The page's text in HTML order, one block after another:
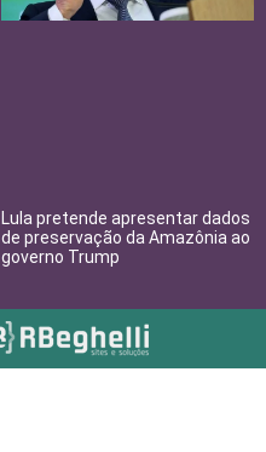
Lula pretende apresentar dados
de preservação da Amazônia ao
governo Trump